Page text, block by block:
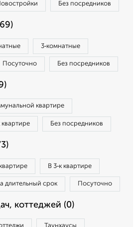
Без посредников
3‑комнатные
Посуточно Без посредников
квартире
квартире Без посредников
В 3‑к квартире
длительный срок Посуточно
коттеджей (0)